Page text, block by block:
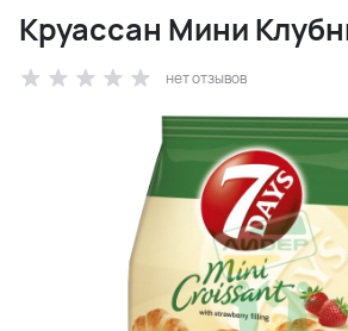
Круассан Мини
нет отзывов